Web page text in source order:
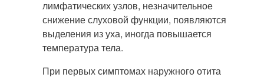
лимфатических узлов, незначительное
снижение слуховой функции, появляются
выделения из уха, иногда повышается
температура тела.
При первых симптомах наружного отита